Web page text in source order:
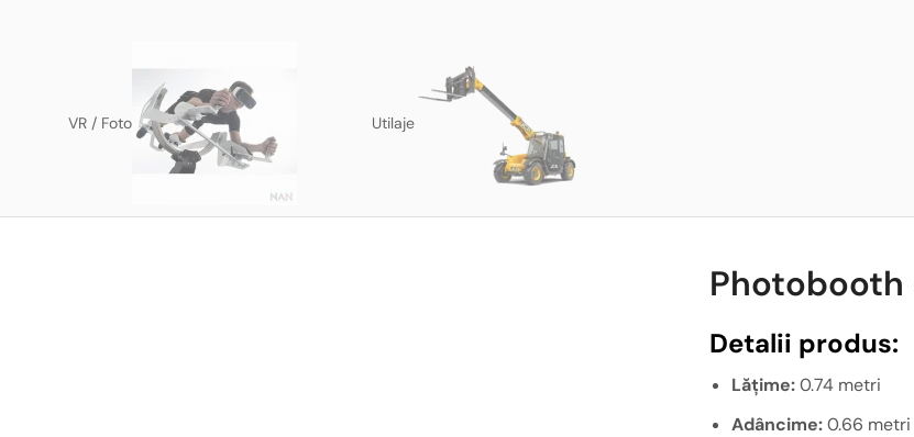
VR / Foto Utilaje
Photobooth
Detalii produs:
Lățime:0.74 metri
Adâncime:0.66 metri